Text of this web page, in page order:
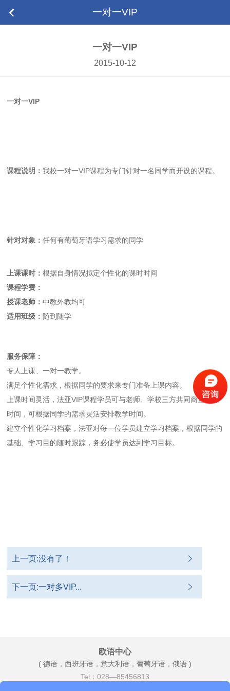
一对一VIP
一对一VIP
2015-10-12
一对一VIP
课程说明： 我校一对一VIP课程为专门针对一名同学而开设的课程。
针对对象： 任何有葡萄牙语学习需求的同学
上课课时： 根据自身情况拟定个性化的课时时间
课程学费：
授课老师： 中教外教均可
适用班级： 随到随学
服务保障：
专人上课、一对一教学。
满足个性化需求，根据同学的要求来专门准备上课内容。
上课时间灵活，法亚VIP课程学员可与老师、学校三方共同商量上课
时间，可根据同学的需求灵活安排教学时间。
建立个性化学习档案，法亚对每一位学员建立学习档案，根据同学的
基础、学习目的随时跟踪，务必使学员达到学习目标。
上一页:没有了！
下一页:一对多VIP...
欧语中心
( 德语，西班牙语，意大利语，葡萄牙语，俄语 )
Tel：028—85456813